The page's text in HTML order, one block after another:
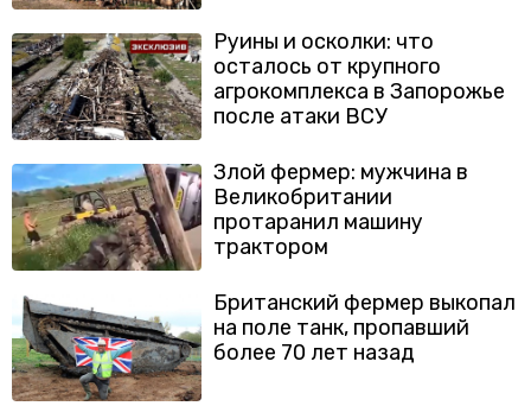
Руины и осколки: что
осталось от крупного
агрокомплекса в Запорожье
после атаки ВСУ
Злой фермер: мужчина в
Великобритании
протаранил машину
трактором
Британский фермер выкопал
на поле танк, пропавший
более 70 лет назад